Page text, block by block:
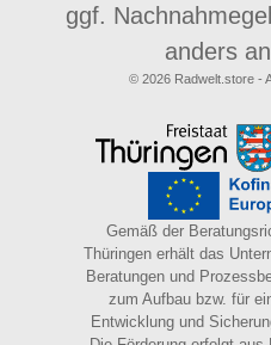
ggf.
anders
© 2026 Radwelt.store -
Gemäß der
Thüringen erhält das
Beratungen und
zum Aufbau bzw. für
Entwicklung und